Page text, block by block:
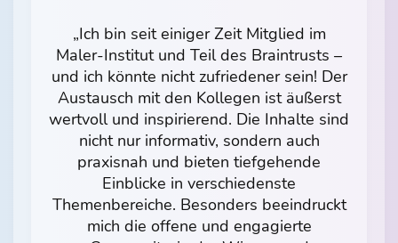
„Ich bin seit einiger Zeit Mitglied im
Maler-Institut und Teil des Braintrusts –
und ich könnte nicht zufriedener sein! Der
Austausch mit den Kollegen ist äußerst
wertvoll und inspirierend. Die Inhalte sind
nicht nur informativ, sondern auch
praxisnah und bieten tiefgehende
Einblicke in verschiedenste
Themenbereiche. Besonders beeindruckt
mich die offene und engagierte